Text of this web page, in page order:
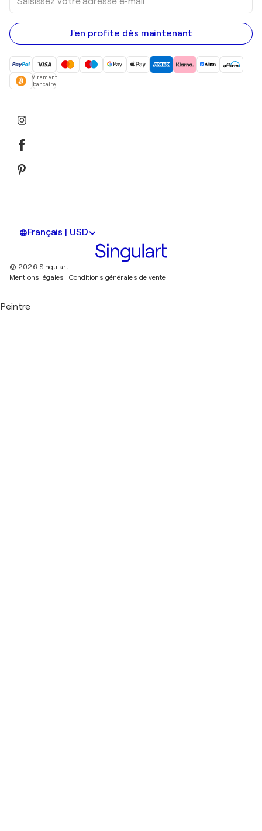
votre
adresse
e-
mail
J'en profite dès maintenant
Virement
bancaire
Français | USD
© 2026 Singulart
Mentions légales. Conditions générales de vente
Peintre